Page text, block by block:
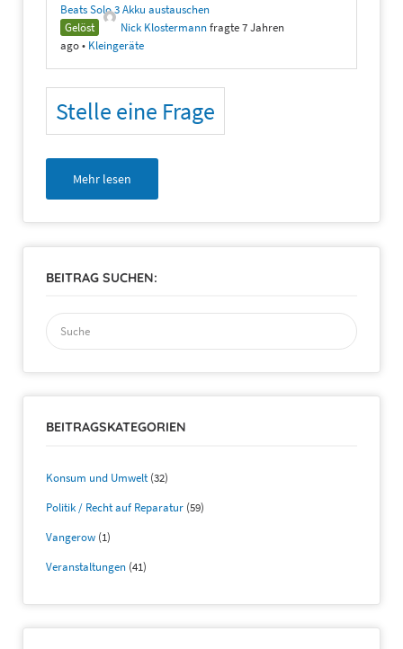
Beats Solo 3 Akku austauschen
Gelöst
Nick Klostermannfragte 7 Jahren
ago• Kleingeräte
Stelle eine Frage
Mehr lesen
BEITRAG SUCHEN:
Suchen
nach:
BEITRAGSKATEGORIEN
Konsum und Umwelt(32)
Politik / Recht auf Reparatur (59)
Vangerow (1)
Veranstaltungen (41)